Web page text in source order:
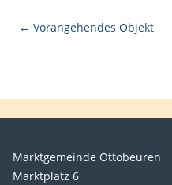
← Vorangehendes Objekt
Marktgemeinde Ottobeuren
Marktplatz 6